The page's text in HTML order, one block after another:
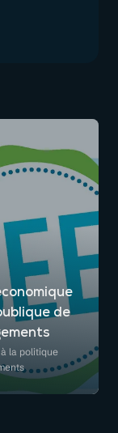
de
la politique